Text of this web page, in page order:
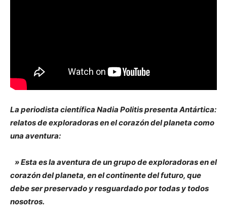
La periodista científica Nadia Politis presenta Antártica:
relatos de exploradoras en el corazón del planeta como
una aventura:
» Esta es la aventura de un grupo de exploradoras en el
corazón del planeta, en el continente del futuro, que
debe ser preservado y resguardado por todas y todos
nosotros.